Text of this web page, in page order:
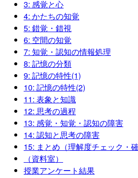
3: 感覚と心
4: かたちの知覚
5: 錯覚・錯視
6: 空間の知覚
7: 知覚・認知の情報処理
8: 記憶の分類
9: 記憶の特性(1)
10: 記憶の特性(2)
11: 表象と知識
12: 思考の過程
13: 感覚・知覚・認知の障害
14: 認知と思考の障害
15: まとめ（理解度チェック・
（資料室）
授業アンケート結果